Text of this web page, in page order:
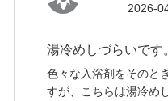
2026-
湯冷めしづらいです
色々な入浴剤をそのと
すが、こちらは湯冷め